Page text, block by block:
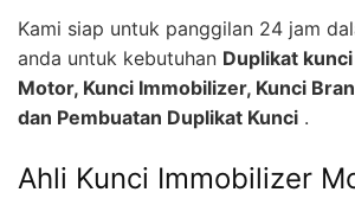
Kami siap untuk panggilan 24 jam
anda untuk kebutuhan Duplikat
Motor, Kunci Immobilizer, Kunci
dan Pembuatan Duplikat Kunci .
Ahli Kunci Immobilizer